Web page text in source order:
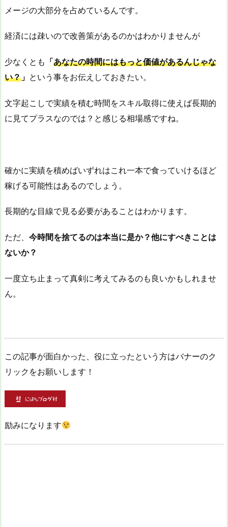
メージの大部分を占めているんです。
経済には疎いので改善策があるのかはわかりませんが
少なくとも 「 あなたの時間にはもっと価値があるんじゃな
い？ 」 という事をお伝えしておきたい。
文字起こしで実績を積む時間をスキル取得に使えば長期的
に見てプラスなのでは？と感じる相場感ですね。
確かに実績を積めばいずれはこれ一本で食っていけるほど
稼げる可能性はあるのでしょう。
長期的な目線で見る必要があることはわかります。
ただ、 今時間を捨てるのは本当に是か？他にすべきことは
ないか？
一度立ち止まって真剣に考えてみるのも良いかもしれませ
ん。
この記事が面白かった、役に立ったという方はバナーのク
リックをお願いします！
励みになります